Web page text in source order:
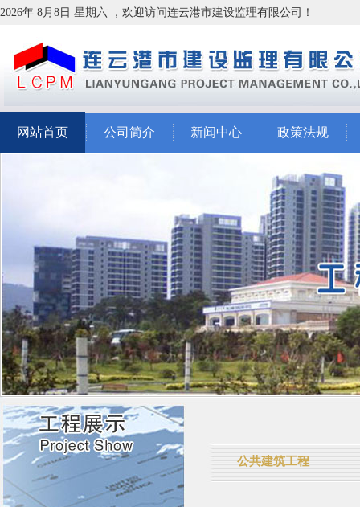
2026年 8月8日 星期六 ，欢迎访问连云港市建设监理有限公司！
网站首页 公司简介 新闻中心 政策法规
公共建筑工程